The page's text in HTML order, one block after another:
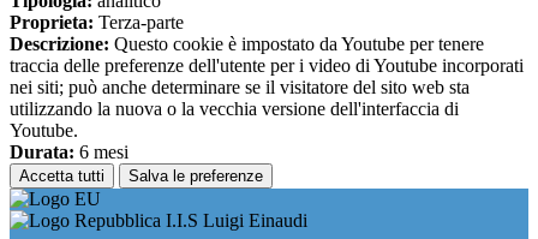
Proprieta: Terza-parte
Descrizione: Questo cookie è impostato da Youtube per tenere
traccia delle preferenze dell'utente per i video di Youtube incorporati
nei siti; può anche determinare se il visitatore del sito web sta
utilizzando la nuova o la vecchia versione dell'interfaccia di
Youtube.
Durata: 6 mesi
Accetta tutti Salva le preferenze
I.I.S Luigi Einaudi